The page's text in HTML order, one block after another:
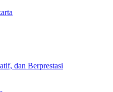
dan Berprestasi